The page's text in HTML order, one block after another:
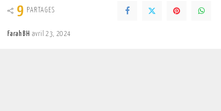
9 PARTAGES
Farah BH avril 23, 2024